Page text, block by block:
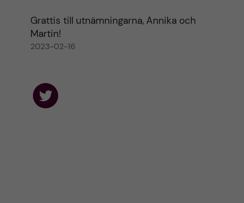
Grattis till utnämningarna, Annika och
Martin!
2023-02-16
F